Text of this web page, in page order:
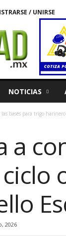
/ UNIRSE
NOTICIAS
las bases para trigo
a
2026